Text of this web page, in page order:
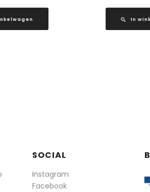
In
SOCIAL
Instagram
Facebook